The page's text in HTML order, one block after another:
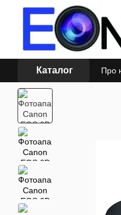
Перейти до основного
Каталог Про